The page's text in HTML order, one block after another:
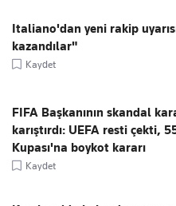
Italiano'dan yeni rakip
kazandılar"
Kaydet
FIFA Başkanının skandal
karıştırdı: UEFA resti çekti,
Kupası'na boykot kararı
Kaydet